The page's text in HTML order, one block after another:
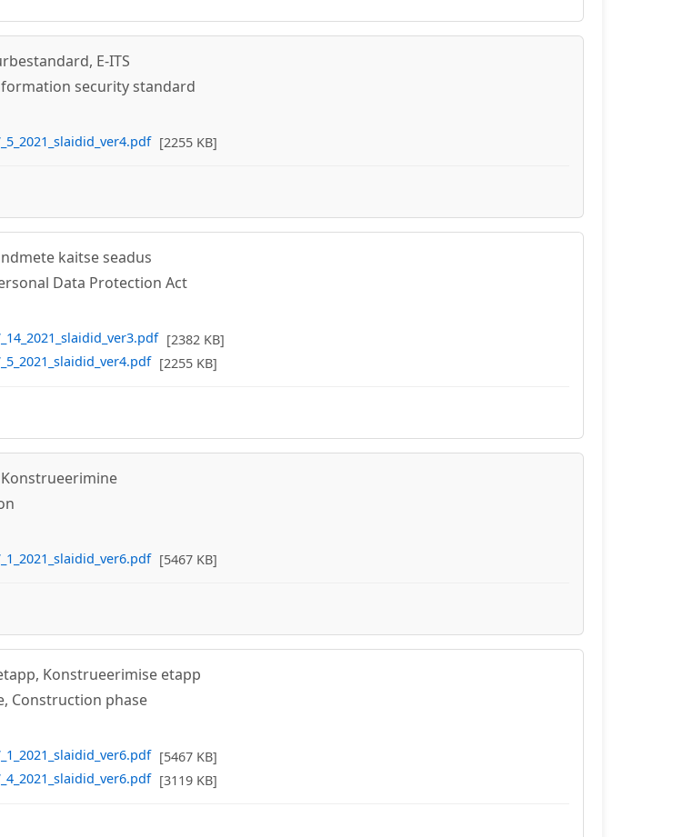
E-ITS
security standard
[2255 KB]
kaitse seadus
Data Protection Act
[2382 KB]
[2255 KB]
[5467 KB]
Konstrueerimise etapp
Construction phase
[5467 KB]
[3119 KB]